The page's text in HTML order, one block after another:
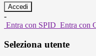
-
Entra con SPID Entra con
Seleziona utente